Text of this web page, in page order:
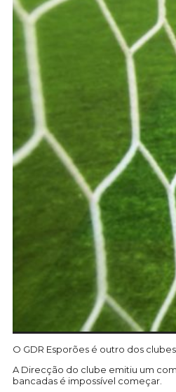
O GDR Esporões é outro dos
A Direcção do clube emitiu um
bancadas é impossível começar.